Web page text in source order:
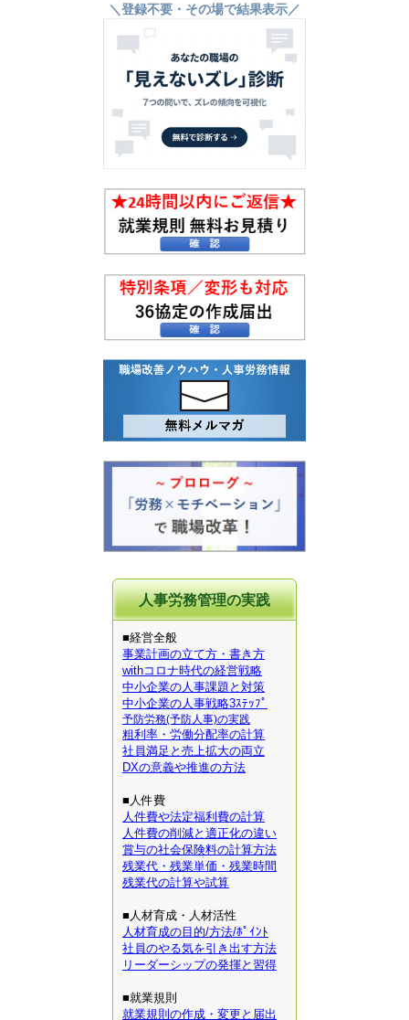
＼登録不要・その場で結果表示／
人事労務管理の実践
■経営全般
事業計画の立て方・書き方
withコロナ時代の経営戦略
中小企業の人事課題と対策
中小企業の人事戦略3ｽﾃｯﾌﾟ
予防労務(予防人事)の実践
粗利率・労働分配率の計算
社員満足と売上拡大の両立
DXの意義や推進の方法
■人件費
人件費や法定福利費の計算
人件費の削減と適正化の違い
賞与の社会保険料の計算方法
残業代・残業単価・残業時間
残業代の計算や試算
■人材育成・人材活性
人材育成の目的/方法/ﾎﾟｲﾝﾄ
社員のやる気を引き出す方法
リーダーシップの発揮と習得
■就業規則
就業規則の作成・変更と届出